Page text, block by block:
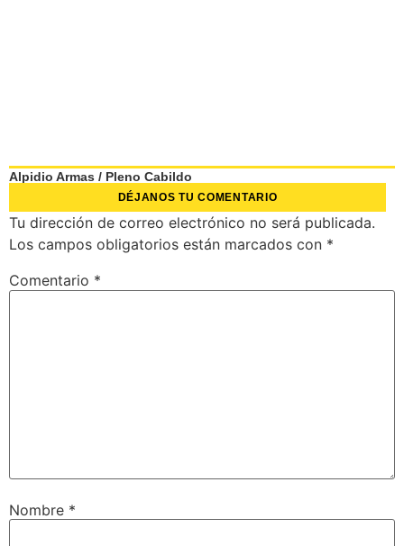
Alpidio Armas / Pleno Cabildo
DÉJANOS TU COMENTARIO
Tu dirección de correo electrónico no será publicada.
Los campos obligatorios están marcados con *
Comentario *
Nombre *